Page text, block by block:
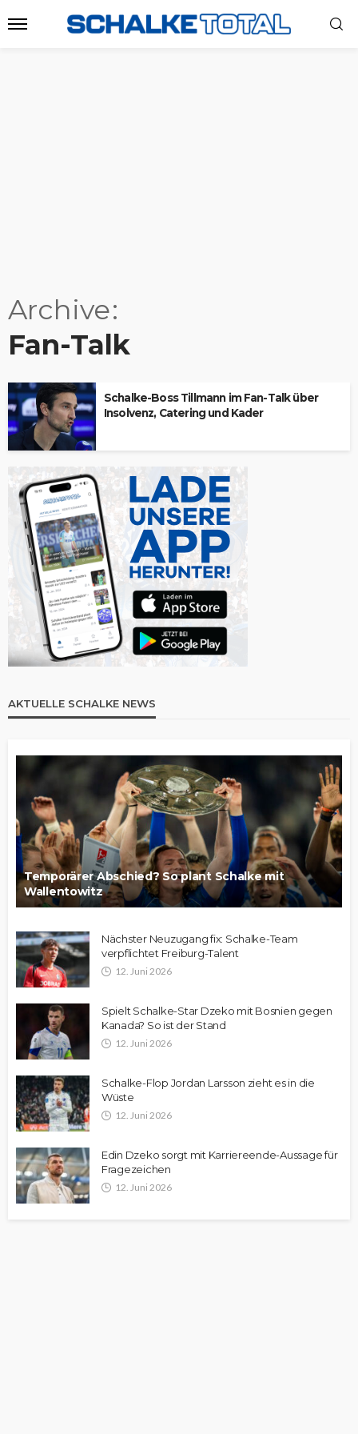
Archive
Fan-Talk
Schalke-Boss Tillmann im Fan-Talk über
Insolvenz, Catering und Kader
AKTUELLE SCHALKE NEWS
Temporärer Abschied? So plant Schalke mit
Wallentowitz
Nächster Neuzugang fix: Schalke-Team
verpflichtet Freiburg-Talent
12. Juni 2026
Spielt Schalke-Star Dzeko mit Bosnien gegen
Kanada? So ist der Stand
12. Juni 2026
Schalke-Flop Jordan Larsson zieht es in die
Wüste
12. Juni 2026
Edin Dzeko sorgt mit Karriereende-Aussage für
Fragezeichen
12. Juni 2026